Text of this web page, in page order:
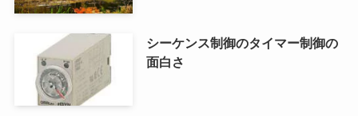
シーケンス制御のタイマー制御の
面白さ